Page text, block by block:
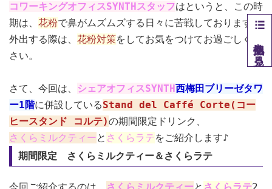
コワーキングオフィスSYNTHスタッフはというと、この時
期は、 花粉で鼻がムズムズする日々に苦戦しております。
外出する際は、 花粉対策をしてお気をつけてお過ごしくだ
さい。
さて、今回は、 シェアオフィスSYNTH西梅田ブリーゼタワ
ー1階に併設しているStand del Caffé Corte( コー
ヒースタンド コルテ)の期間限定ドリンク、
さくらミルクティーと さくらラテをご紹介します♪
期間限定 さくらミルクティー＆さくらラテ
他拠点を見る